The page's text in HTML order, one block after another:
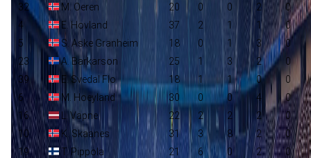
32
M. Oeren 20 0 0 2
0
4
E. Hovland 37 2 1 1
0
5
S. Aske Granheim 18 0 1 3
0
23
A. Barkarson 25 1 3 2
0
39
E. Svedal Flo 18 1 1 0
0
6
M. Hoeyland 30 0 0 4
0
16
L. Vapne 22 2 2 2
0
10
K. Skaanes 31 3 8 2
0
19
T. Pippola 21 6 0 2
0